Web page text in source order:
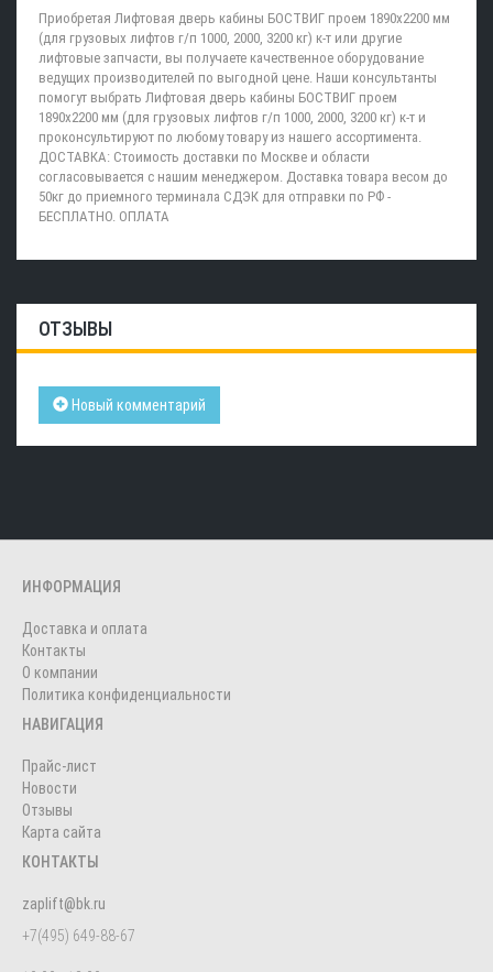
Приобретая Лифтовая дверь кабины БОСТВИГ проем 1890х2200 мм
(для грузовых лифтов г/п 1000, 2000, 3200 кг) к-т или другие
лифтовые запчасти, вы получаете качественное оборудование
ведущих производителей по выгодной цене. Наши консультанты
помогут выбрать Лифтовая дверь кабины БОСТВИГ проем
1890х2200 мм (для грузовых лифтов г/п 1000, 2000, 3200 кг) к-т и
проконсультируют по любому товару из нашего ассортимента.
ДОСТАВКА: Стоимость доставки по Москве и области
согласовывается с нашим менеджером. Доставка товара весом до
50кг до приемного терминала СДЭК для отправки по РФ -
БЕСПЛАТНО. ОПЛАТА
ОТЗЫВЫ
Новый комментарий
ИНФОРМАЦИЯ
Доставка и оплата
Контакты
О компании
Политика конфиденциальности
НАВИГАЦИЯ
Прайс-лист
Новости
Отзывы
Карта сайта
КОНТАКТЫ
zaplift@bk.ru
+7(495) 649-88-67